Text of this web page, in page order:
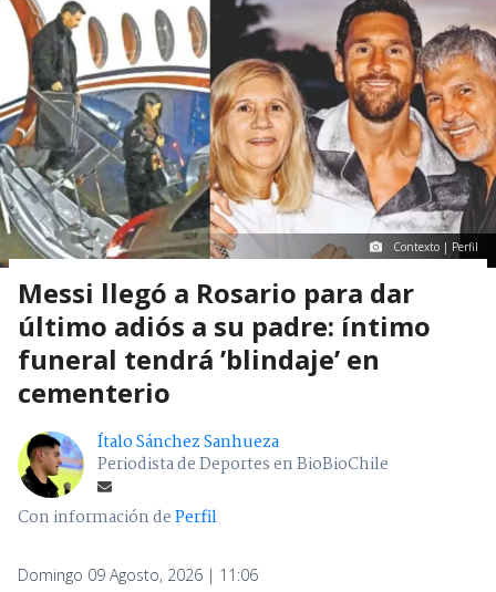
Contexto | Perfil
Messi llegó a Rosario para dar
último adiós a su padre: íntimo
funeral tendrá ’blindaje’ en
cementerio
Ítalo Sánchez Sanhueza
Periodista de Deportes en BioBioChile
Con información dePerfil
Domingo 09 Agosto, 2026 | 11:06